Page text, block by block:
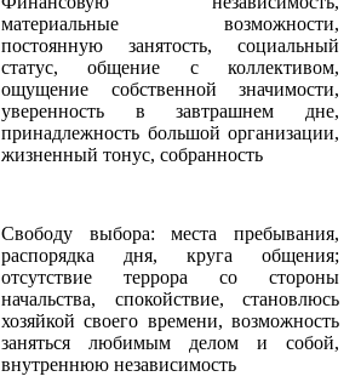
материальные возможности,
постоянную занятость, социальный
статус, общение с коллективом,
ощущение собственной значимости,
уверенность в завтрашнем дне,
принадлежность большой организации,
жизненный тонус, собранность
Свободу выбора: места пребывания,
распорядка дня, круга общения;
отсутствие террора со стороны
начальства, спокойствие, становлюсь
хозяйкой своего времени, возможность
заняться любимым делом и собой,
внутреннюю независимость